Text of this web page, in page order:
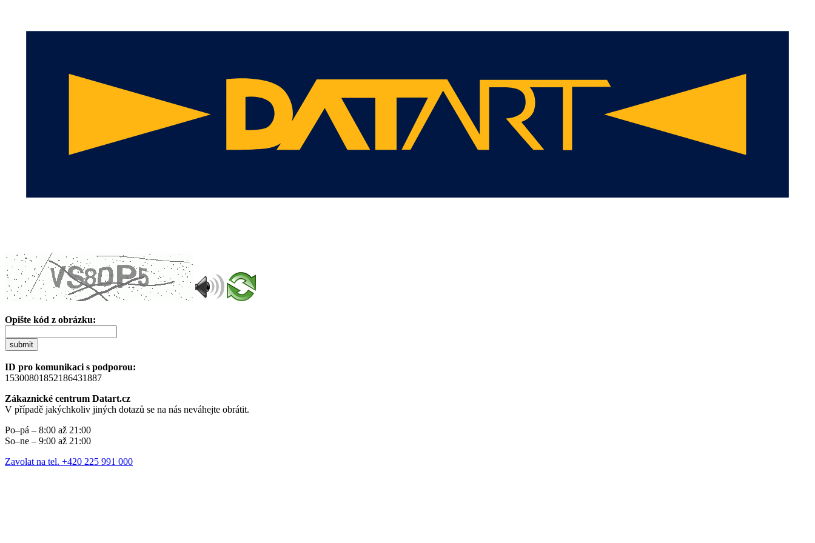
Opište kód z obrázku:
submit
ID pro komunikaci s podporou:
15300801852186431887
Zákaznické centrum Datart.cz
V případě jakýchkoliv jiných dotazů se na nás neváhejte obrátit.
Po–pá – 8:00 až 21:00
So–ne – 9:00 až 21:00
Zavolat na tel. +420 225 991 000